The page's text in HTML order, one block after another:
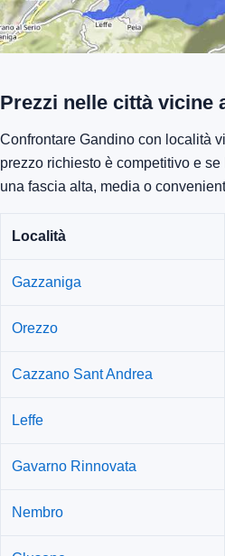
Prezzi nelle città vicine
Confrontare Gandino con località
prezzo richiesto è competitivo e
una fascia alta, media o
Località
Gazzaniga
Orezzo
Cazzano Sant Andrea
Leffe
Gavarno Rinnovata
Nembro